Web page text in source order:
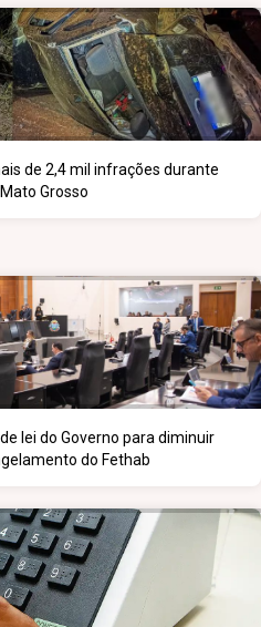
de 2,4 mil infrações durante
Grosso
lei do Governo para diminuir
do Fethab